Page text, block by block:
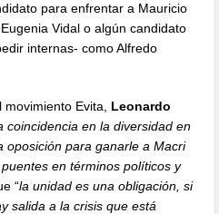
para enfrentar a Mauricio
Vidal o algún candidato
internas- como Alfredo
Evita, Leonardo
coincidencia en la diversidad en
oposición para ganarle a Macri
en términos políticos y
“la unidad es una obligación, si
salida a la crisis que está